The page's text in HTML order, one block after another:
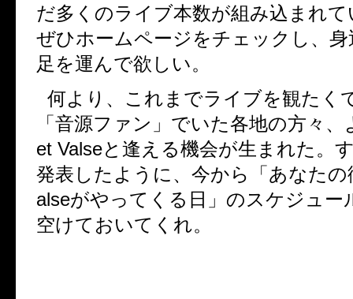
だ多くのライブ本数が組み込まれ
ぜひホームページをチェックし、
足を運んで欲しい。
何より、これまでライブを観たく
「音源ファン」でいた各地の方々
et Valseと逢える機会が生まれた。
発表したように、今から「あなたの
alseがやってくる日」のスケジュー
空けておいてくれ。